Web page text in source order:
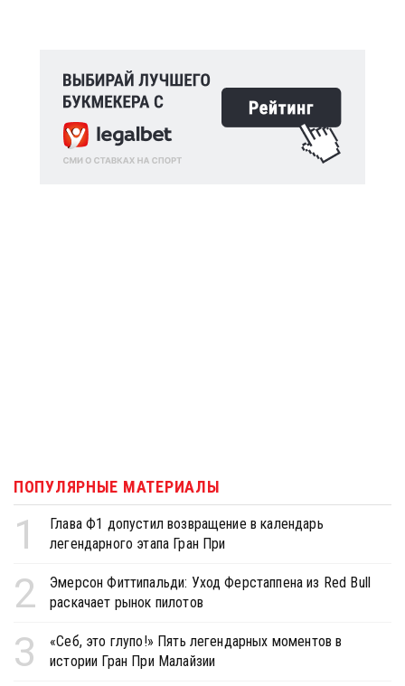
ПОПУЛЯРНЫЕ МАТЕРИАЛЫ
1
Глава Ф1 допустил возвращение в календарь
легендарного этапа Гран При
2
Эмерсон Фиттипальди: Уход Ферстаппена из Red Bull
раскачает рынок пилотов
3
«Себ, это глупо!» Пять легендарных моментов в
истории Гран При Малайзии